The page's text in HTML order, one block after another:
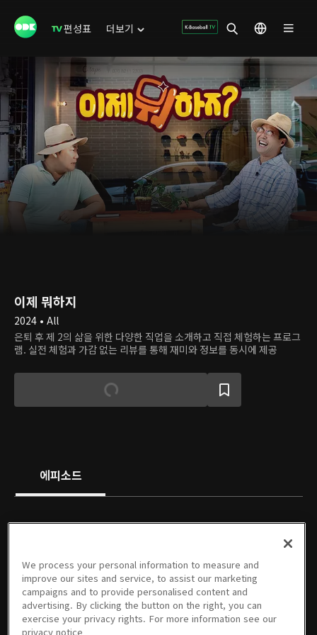
편성표 더보기
이제 뭐하지
2024 • All
은퇴 후 제 2의 삶을 위한 다양한 직업을 소개하고 직접 체험하는 프로그
램. 실전 체험과 가감 없는 리뷰를 통해 재미와 정보를 동시에 제공
에피소드
1회
12/23/2024 • 47분
2회
12/23/2024 • 48분
3회
12/23/2024 • 47분
4회
12/23/2024 • 48분
5회
12/23/2024 • 48분
We process your personal information to measure and
improve our sites and service, to assist our marketing
campaigns and to provide personalised content and
advertising. By clicking the button on the right, you can
exercise your privacy rights. For more information see our
privacy notice